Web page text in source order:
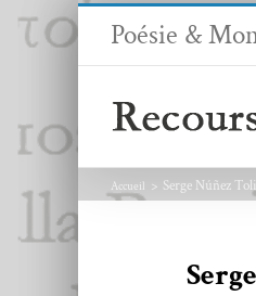
Passer
Poésie &
Accueil Serge Núñez